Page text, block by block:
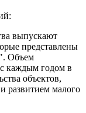
выпускают
представлены
Объем
каждым годом в
объектов,
развитием малого